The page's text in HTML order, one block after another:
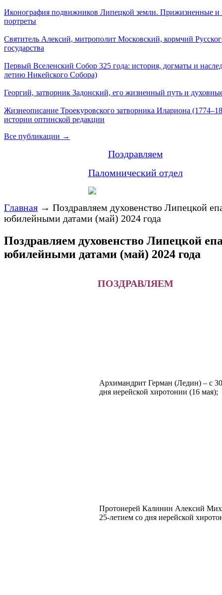
Иконография подвижников Липецкой земли. Прижизненные и
портреты
Святитель Алексий, митрополит Московский, кормчий
государства
Первый Вселенский Собор 325 года: история, догматы и
летию Никейского Собора)
Георгий, затворник Задонский, его жизненный путь и
Жизнеописание Троекуровского затворника Илариона
истории оптинской редакции
Все публикации →
Поздравляем
Паломнический отдел
Главная → Поздравляем духовенство Липецкой
юбилейными датами (май) 2024 года
Поздравляем духовенство Липецкой
юбилейными датами (май) 2024 года
ПОЗДРАВЛЯЕМ
Архимандрит Герман (Ледин) – с
дня иерейской хиротонии (16 мая);
Протоиерей Калинин Алексий
25-летием со дня иерейской